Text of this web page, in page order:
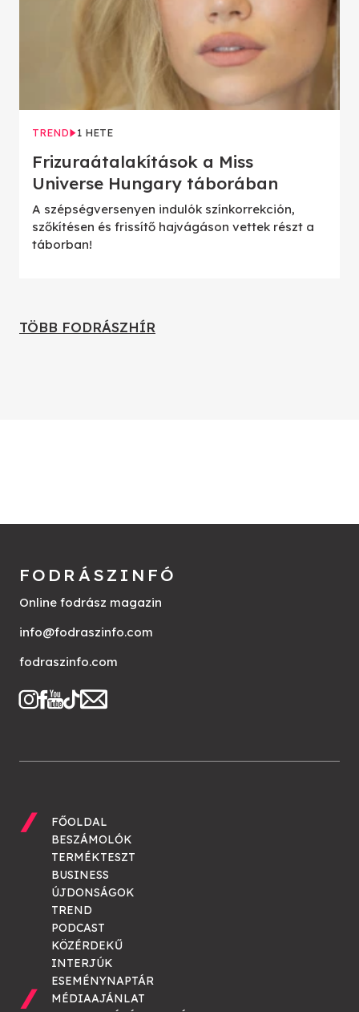
TREND 1 HETE
Frizuraátalakítások a Miss
Universe Hungary táborában
A szépségversenyen indulók színkorrekción,
szőkítésen és frissítő hajvágáson vettek részt a
táborban!
TÖBB FODRÁSZHÍR
FODRÁSZINFÓ
Online fodrász magazin
info@fodraszinfo.com
fodraszinfo.com
FŐOLDAL
BESZÁMOLÓK
TERMÉKTESZT
BUSINESS
ÚJDONSÁGOK
TREND
PODCAST
KÖZÉRDEKŰ
INTERJÚK
ESEMÉNYNAPTÁR
MÉDIAAJÁNLAT